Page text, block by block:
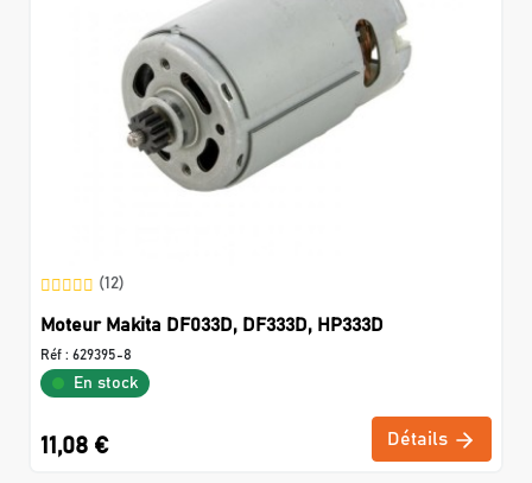
(12)
Moteur Makita DF033D, DF333D, HP333D
Réf : 629395-8
En stock
11,08 € Détails